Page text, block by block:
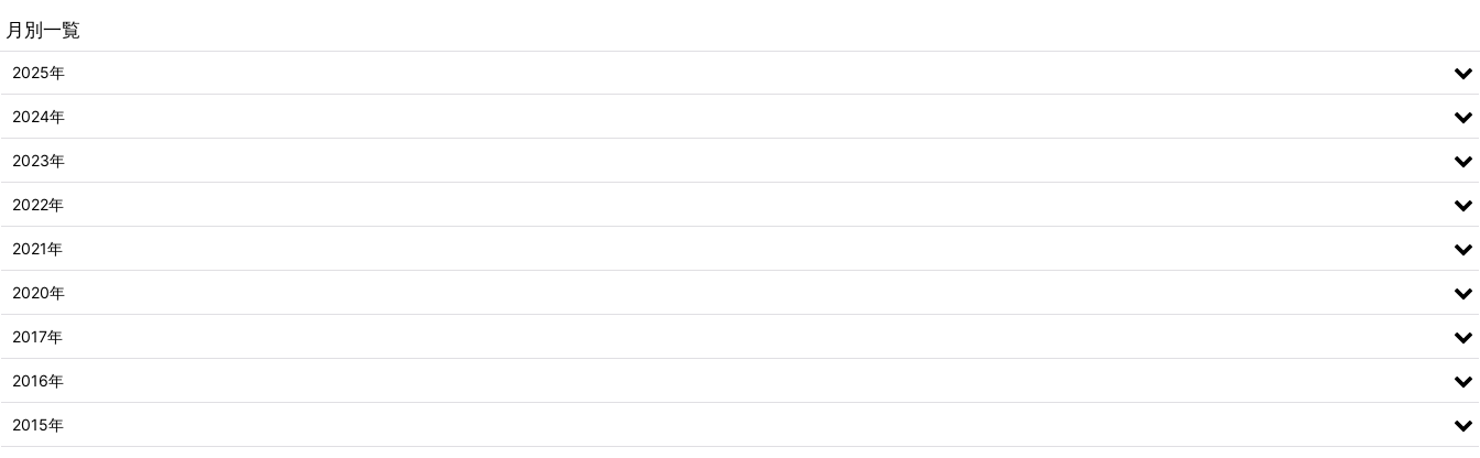
月別一覧
2025年
2024年
2023年
2022年
2021年
2020年
2017年
2016年
2015年